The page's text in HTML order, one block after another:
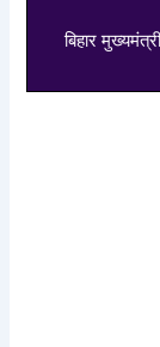
बिहार